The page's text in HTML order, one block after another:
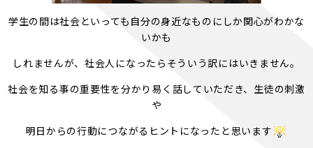
学生の間は社会といっても自分の身近なものにしか関心がわかな
いかも
しれませんが、社会人になったらそういう訳にはいきません。
社会を知る事の重要性を分かり易く話していただき、生徒の刺激
や
明日からの行動につながるヒントになったと思います